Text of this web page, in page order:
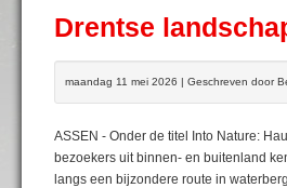
Drentse
maandag 11 mei 2026 | Geschreven door
ASSEN - Onder de titel Into Nature:
bezoekers uit binnen- en buitenland
langs een bijzondere route in